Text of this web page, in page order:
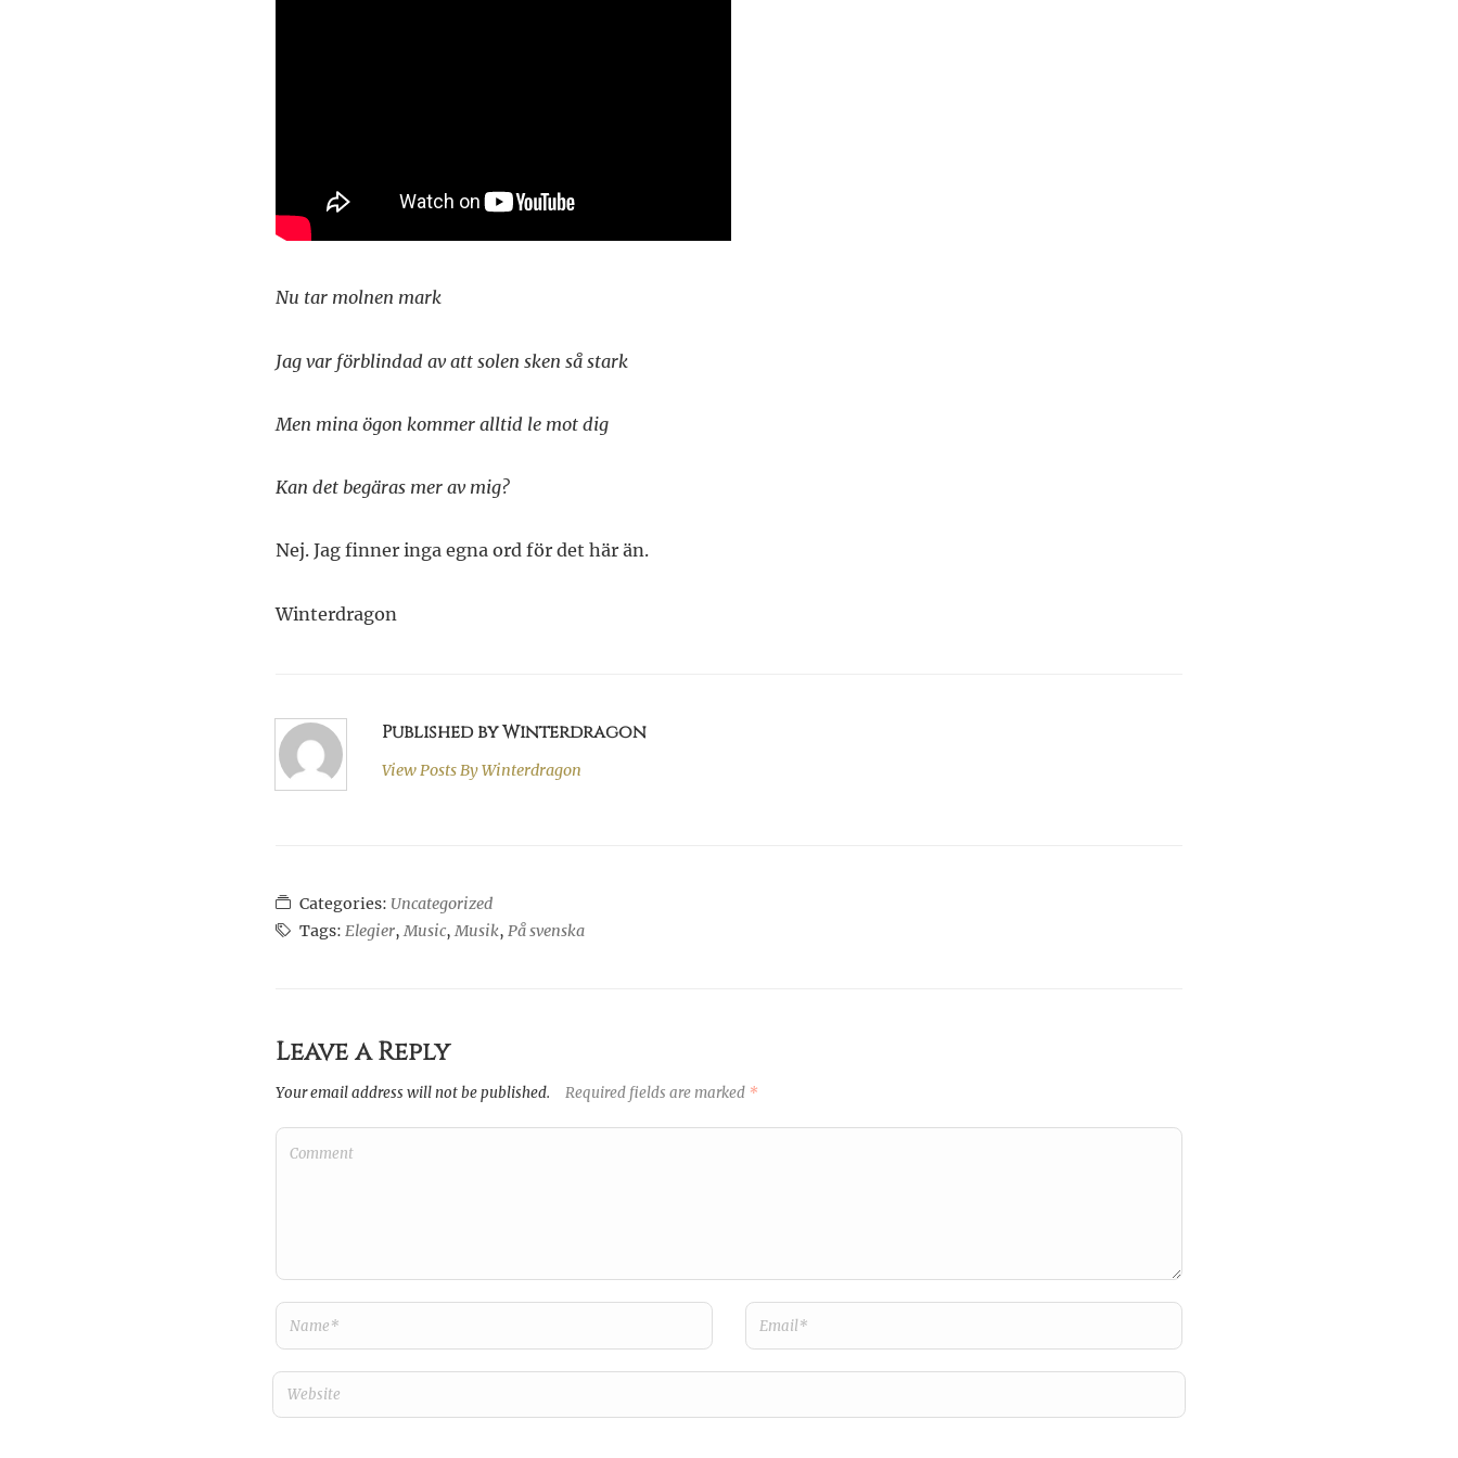
Nu tar molnen mark
Jag var förblindad av att solen sken så stark
Men mina ögon kommer alltid le mot dig
Kan det begäras mer av mig?
Nej. Jag finner inga egna ord för det här än.
Winterdragon
Published by Winterdragon
View Posts ByWinterdragon
Categories: Uncategorized
Tags: Elegier, Music, Musik, På svenska
Leave a Reply
Your email address will not be published. Required fields are marked *